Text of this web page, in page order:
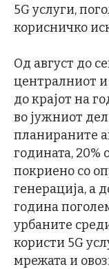
5G услуги,
корисничко
Од август до
централниот
до крајот на
во јужниот
планираните
годината, 20%
покриено со
генерација, а
година
урбаните
користи 5G
мрежата и